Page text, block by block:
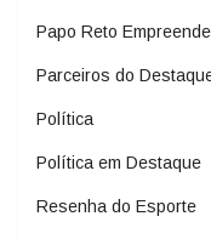
Papo Reto
Parceiros do
Política
Política em Destaque
Resenha do Esporte